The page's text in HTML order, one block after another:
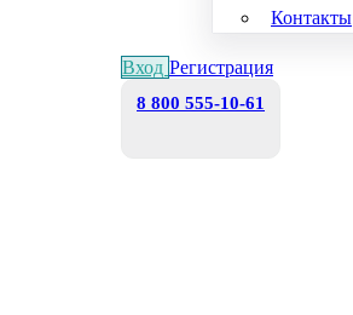
Контакты
Вход Регистрация
8 800 555-10-61